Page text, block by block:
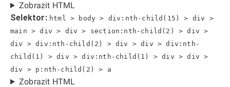
Zobrazit HTML
Selektor: html > body > div:nth-child(15) > div >
main > div > div > section:nth-child(2) > div >
div > div:nth-child(2) > div > div > div:nth-
child(1) > div > div:nth-child(1) > div > div >
div > p:nth-child(2) > a
Zobrazit HTML